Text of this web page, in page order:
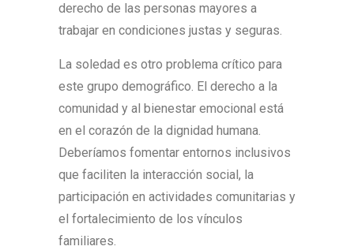
derecho de las personas mayores a
trabajar en condiciones justas y seguras.
La soledad es otro problema crítico para
este grupo demográfico. El derecho a la
comunidad y al bienestar emocional está
en el corazón de la dignidad humana.
Deberíamos fomentar entornos inclusivos
que faciliten la interacción social, la
participación en actividades comunitarias y
el fortalecimiento de los vínculos
familiares.